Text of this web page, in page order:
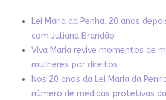
Lei Maria da Penha. 20 anos
com Juliana Brandão
Viva Maria revive momentos de
mulheres por direitos
Nos 20 anos da Lei Maria da
número de medidas protetivas